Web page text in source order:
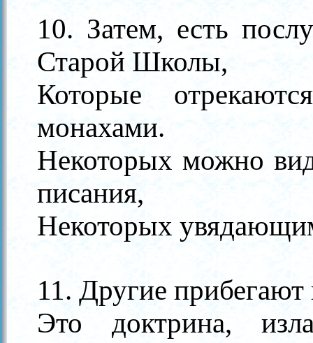
10. Затем, есть
Старой Школы,
Которые
монахами.
Некоторых можно
писания,
Некоторых
11. Другие
Это доктрина,